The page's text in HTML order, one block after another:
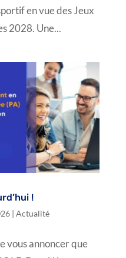
en vue des Jeux
2028. Une...
!
| Actualité
vous annoncer que